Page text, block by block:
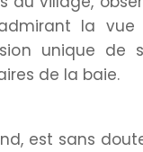
la vue
unique de
de la baie.
est sans